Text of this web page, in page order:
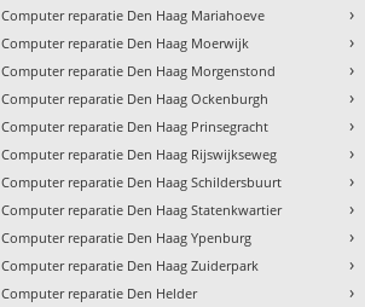
Computer reparatie Den Haag Mariahoeve
Computer reparatie Den Haag Moerwijk
Computer reparatie Den Haag Morgenstond
Computer reparatie Den Haag Ockenburgh
Computer reparatie Den Haag Prinsegracht
Computer reparatie Den Haag Rijswijkseweg
Computer reparatie Den Haag Schildersbuurt
Computer reparatie Den Haag Statenkwartier
Computer reparatie Den Haag Ypenburg
Computer reparatie Den Haag Zuiderpark
Computer reparatie Den Helder
›
›
›
›
›
›
›
›
›
›
›